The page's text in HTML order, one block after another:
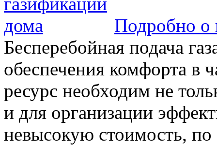
Подробно о
Бесперебойная подача
обеспечения комфорта в
ресурс необходим не
и для организации
невысокую стоимость, по